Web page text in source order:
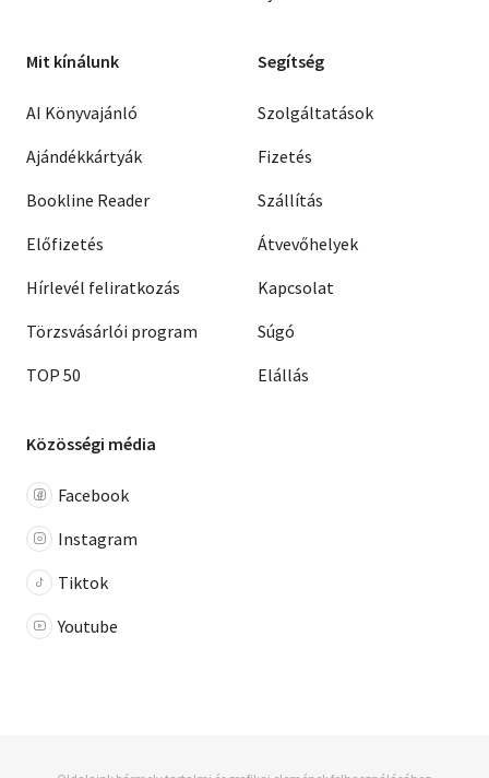
Mit kínálunk
AI Könyvajánló
Ajándékkártyák
Bookline Reader
Előfizetés
Hírlevél feliratkozás
Törzsvásárlói program
TOP 50
Segítség
Szolgáltatások
Fizetés
Szállítás
Átvevőhelyek
Kapcsolat
Súgó
Elállás
Közösségi média
Facebook
Instagram
Tiktok
Youtube